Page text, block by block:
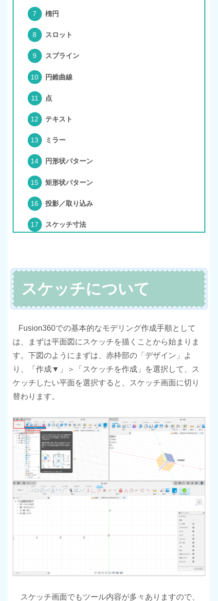
楕円
スロット
スプライン
円錐曲線
点
テキスト
ミラー
円形状パターン
矩形状パターン
投影／取り込み
スケッチ寸法
スケッチについて
Fusion360での基本的なモデリング作成手順として
は、まずは平面図にスケッチを描くことから始まりま
す。下図のようにまずは、赤枠部の「デザイン」よ
り、「作成▼」＞「スケッチを作成」を選択して、ス
ケッチしたい平面を選択すると、スケッチ画面に切り
替わります。
スケッチ画面でもツール内容が多々ありますので、